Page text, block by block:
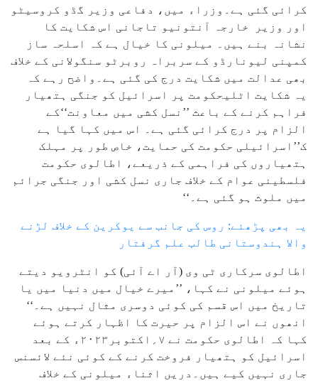
کرائی گئی ہے۔وزراء میں، دفاعی وزیر گڈو کروسیٹو
اور وزیر خارجہ آنتونیو تاجانی اس شکایت کا
نشانہ بنے ہیں۔ میلونی کا خیال ہے کہ اسلحہ ساز
کمپنی لیونارڈو کے سربراہ روبرٹو سنگولانی کے خلاف
بھی عدالت میں شکایت درج کی گئی ہے۔واضح رہے کہ
یہ شکایت اٹلیحکومت پر اسرائیل کو جنگی ہتھیار
فراہم کرنے کے باعث ’’نسل کشی میں معاونت‘‘کے
الزام پر درج کرائی گئی ہے۔ اس میں کہا گیا ہے
ک’’اسرائیلی حکومت کی حمایت، خاص طور پر مہلک
ہتھیاروں کی فراہمی کے ذریعے، اطالوی حکومت
فلسطینی عوام کے خلاف جاری نسل کشی اور جنگی جرائم
میں ملوث ہو گئی ہے۔‘‘
یہ بھی پڑھئے: روس کی جانب سے یوکرین کے خلاف لڑنے
والا ہندوستانی طالب علم گرفتار
اطالوی سرکاری ٹی وی (آر اے آئی) کو انٹرویو دیتے
ہوئے میلونی نے کہا، ’’میرے خیال میں دنیا میں یا
تاریخ میں اس قسم کی کوئی دوسری مثال نہیں ہے۔‘‘
انھوں نے اس الزام پر حیرت کا اظہار کرتے ہوئے
کہا کہ اطالوی حکومت نے ۷؍اکتوبر۲۰۲۳ء کے بعد
اسرائیل کو ہتھیار فروخت کرنے کے کوئی نئے لائسنس
جاری نہیں کیے ہیں۔دریں اثناء میلونی کے خلاف